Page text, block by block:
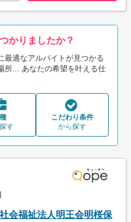
かりましたか？
最適なアルバイトが見つかる
所... あなたの希望を叶える仕
す
こだわり条件
から探す
会福祉法人明王会明桜保